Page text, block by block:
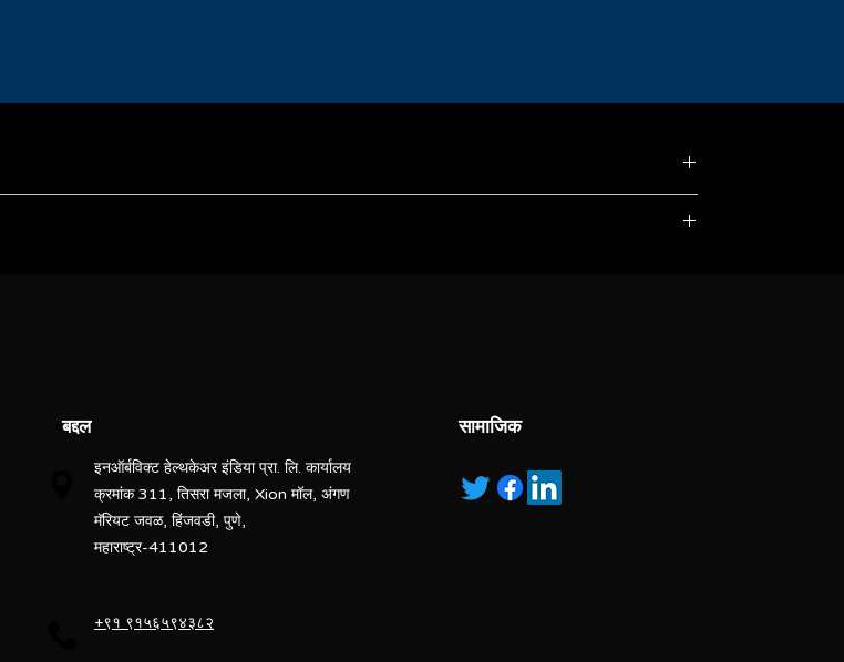
45 mT/m
200 T/m/s
of their respective owners and if they appear with the listed products, it is only used for the
with the mark owners, unless otherwise so specified.
“u” means used, “t” means trading, “m” means own manufactured, “ad” means authorised
बद्दल
इनऑर्बविक्ट हेल्थकेअर इंडिया प्रा. लि. कार्यालय
क्रमांक 311, तिसरा मजला, Xion मॉल, अंगण
मॅरियट जवळ, हिंजवडी, पुणे,
महाराष्ट्र-411012
+९१ ९१५६५९४३८२
सामाजिक